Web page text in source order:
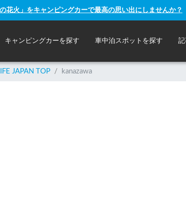
花火」をキャンピングカーで最高の思い出にしませんか？
キャンピングカーを探す 車中泊スポットを探す
JAPAN TOP / kanazawa